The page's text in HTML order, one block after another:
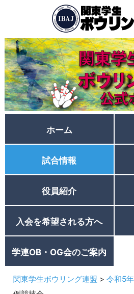
ホーム
試合情報
役員紹介
入会を希望される方へ
学連OB・OG会のご案内
関東学生ボウリング連盟 >令和5